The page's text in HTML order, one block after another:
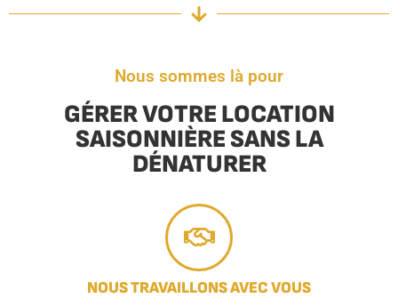
Nous sommes là pour
GÉRER VOTRE LOCATION
SAISONNIÈRE SANS LA
DÉNATURER
NOUS TRAVAILLONS AVEC VOUS